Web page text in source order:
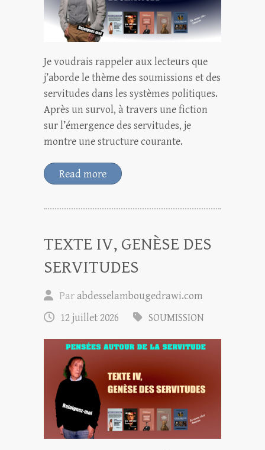
Je voudrais rappeler aux lecteurs que
j’aborde le thème des soumissions et des
servitudes dans les systèmes politiques.
Après un survol, à travers une fiction
sur l’émergence des servitudes, je
montre une structure courante.
Read more
TEXTE IV, GENÈSE DES
SERVITUDES
Par abdesselambougedrawi.com
12 juillet 2026
SOUMISSION